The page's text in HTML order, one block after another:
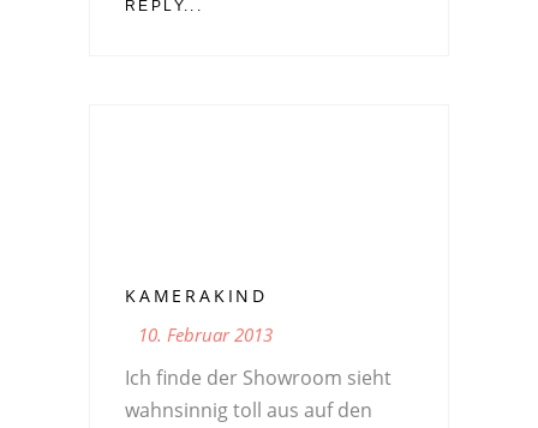
REPLY...
KAMERAKIND
10. Februar 2013
Ich finde der Showroom sieht
wahnsinnig toll aus auf den